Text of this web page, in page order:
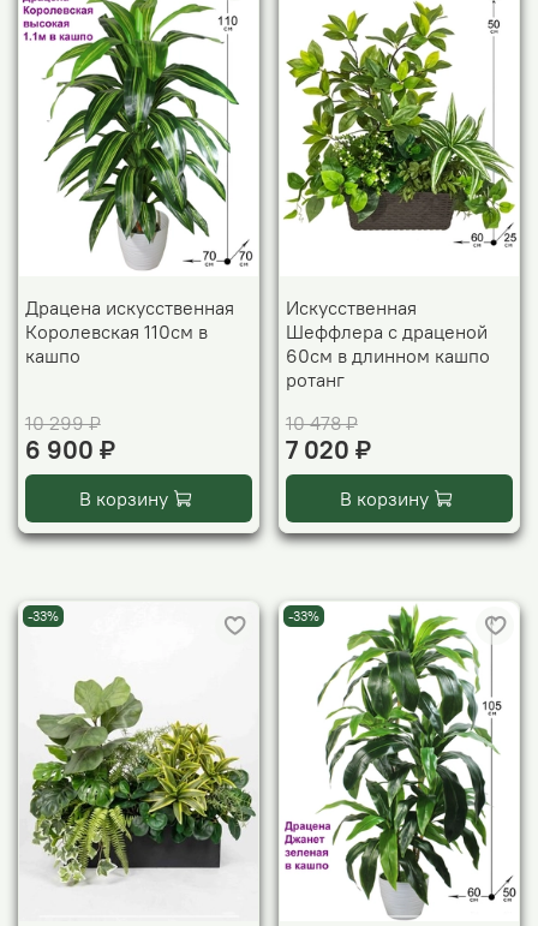
Драцена искусственная
Королевская 110см в
кашпо
10 299 ₽
6 900 ₽
В корзину
Искусственная
Шеффлера с драценой
60см в длинном кашпо
ротанг
10 478 ₽
7 020 ₽
В корзину
-33% -33%